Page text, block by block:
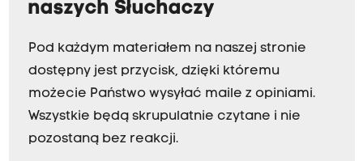
naszych Słuchaczy
Pod każdym materiałem na naszej stronie
dostępny jest przycisk, dzięki któremu
możecie Państwo wysyłać maile z opiniami.
Wszystkie będą skrupulatnie czytane i nie
pozostaną bez reakcji.